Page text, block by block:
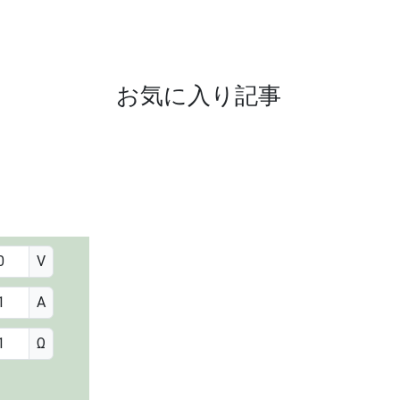
V
A
Ω
お気に入り記事